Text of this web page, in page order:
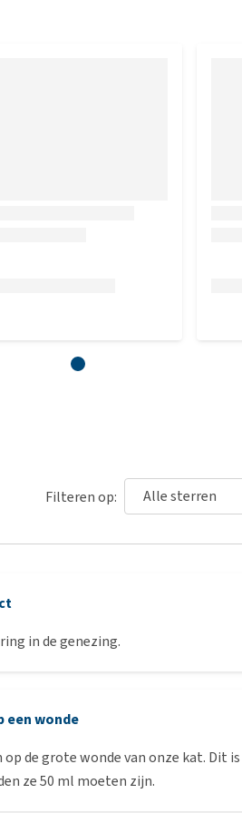
Filteren op:
in de genezing.
een wonde
de grote wonde van onze kat. Dit
ze 50 ml moeten zijn.